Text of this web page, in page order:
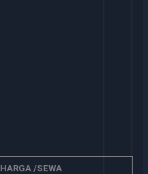
HARGA /SEWA